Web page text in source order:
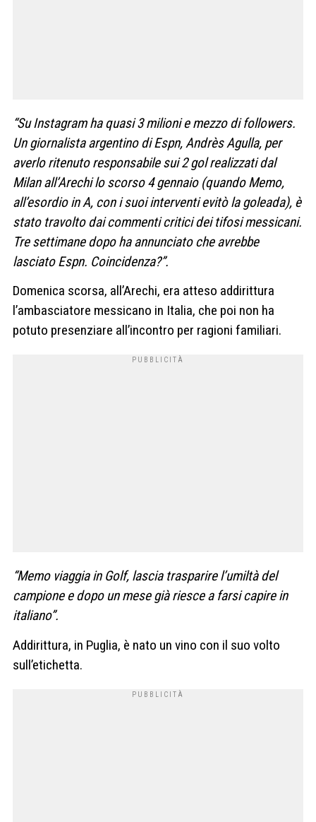
“Su Instagram ha quasi 3 milioni e mezzo di followers.
Un giornalista argentino di Espn, Andrès Agulla, per
averlo ritenuto responsabile sui 2 gol realizzati dal
Milan all’Arechi lo scorso 4 gennaio (quando Memo,
all’esordio in A, con i suoi interventi evitò la goleada), è
stato travolto dai commenti critici dei tifosi messicani.
Tre settimane dopo ha annunciato che avrebbe
lasciato Espn. Coincidenza?”.
Domenica scorsa, all’Arechi, era atteso addirittura
l’ambasciatore messicano in Italia, che poi non ha
potuto presenziare all’incontro per ragioni familiari.
“Memo viaggia in Golf, lascia trasparire l’umiltà del
campione e dopo un mese già riesce a farsi capire in
italiano”.
Addirittura, in Puglia, è nato un vino con il suo volto
sull’etichetta.